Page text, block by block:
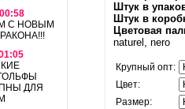
С НОВЫМ
ДЛЯ
Штук в
Штук в
Цветовая
naturel, nero
Крупный опт:
Цвет:
Размер: